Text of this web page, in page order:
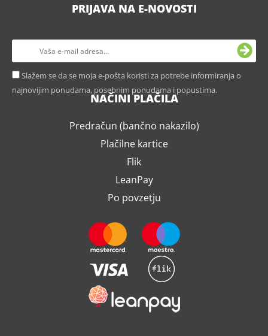
PRIJAVA NA E-NOVOSTI
Slažem se da se moja e-pošta koristi za potrebe informiranja o
najnovijim ponudama, posebnim ponudama i popustima.
NAČINI PLAČILA
Predračun (bančno nakazilo)
Plačilne kartice
Flik
LeanPay
Po povzetju